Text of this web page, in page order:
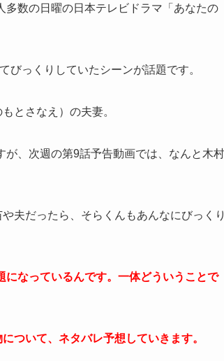
数の日曜の日本テレビドラマ「あなたの
びっくりしていたシーンが話題です。
とさなえ）の夫妻。
、次週の第9話予告動画では、なんと木村
夫だったら、そらくんもあんなにびっく
なっているんです。一体どういうことで
ついて、ネタバレ予想していきます。